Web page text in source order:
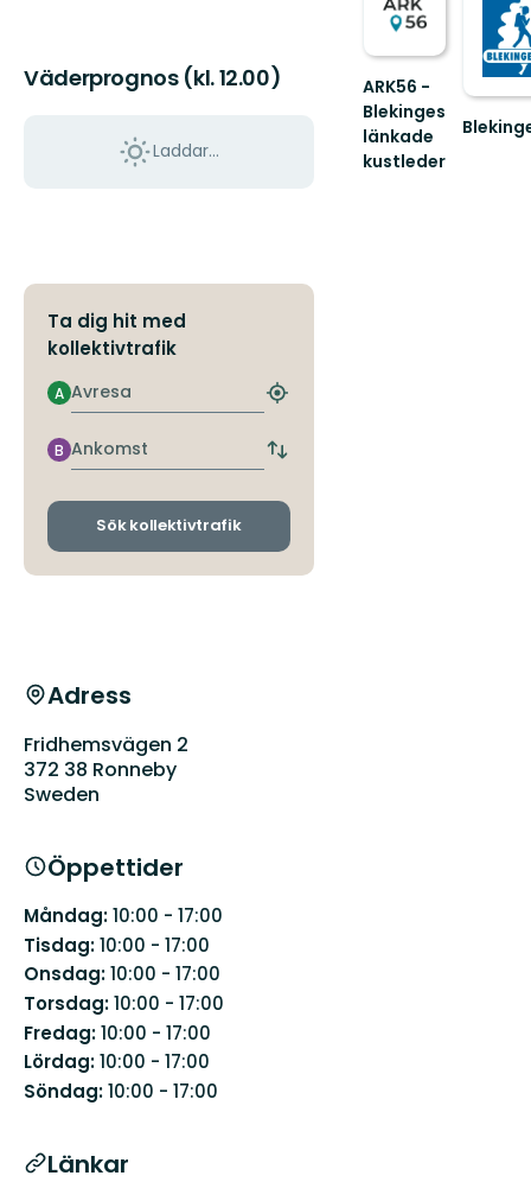
Väderprognos (kl. 12.00)
Laddar...
Ta dig hit med
kollektivtrafik
Avresa
A
Hitta
hållplats
Ankomst
B
Byt
och
Sök kollektivtrafik
Adress
Fridhemsvägen 2
372 38 Ronneby
Sweden
Öppettider
Måndag:10:00 - 17:00
Tisdag:10:00 - 17:00
Onsdag:10:00 - 17:00
Torsdag:10:00 - 17:00
Fredag:10:00 - 17:00
Lördag:10:00 - 17:00
Söndag:10:00 - 17:00
Länkar
ARK56 -
Blekinges
länkade
kustleder